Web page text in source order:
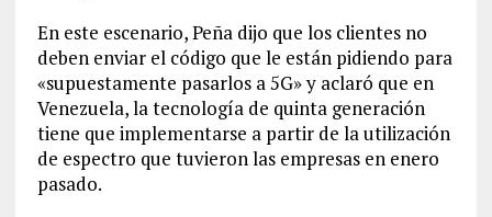
En este escenario, Peña dijo que los clientes no
deben enviar el código que le están pidiendo para
«supuestamente pasarlos a 5G» y aclaró que en
Venezuela, la tecnología de quinta generación
tiene que implementarse a partir de la utilización
de espectro que tuvieron las empresas en enero
pasado.